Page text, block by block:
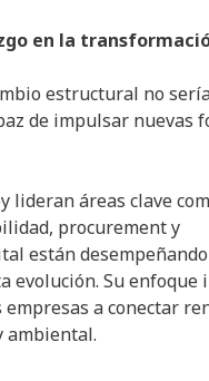
en la
estructural no
de impulsar nuevas
lideran áreas clave
procurement y
están
evolución. Su enfoque
empresas a conectar
ambiental.